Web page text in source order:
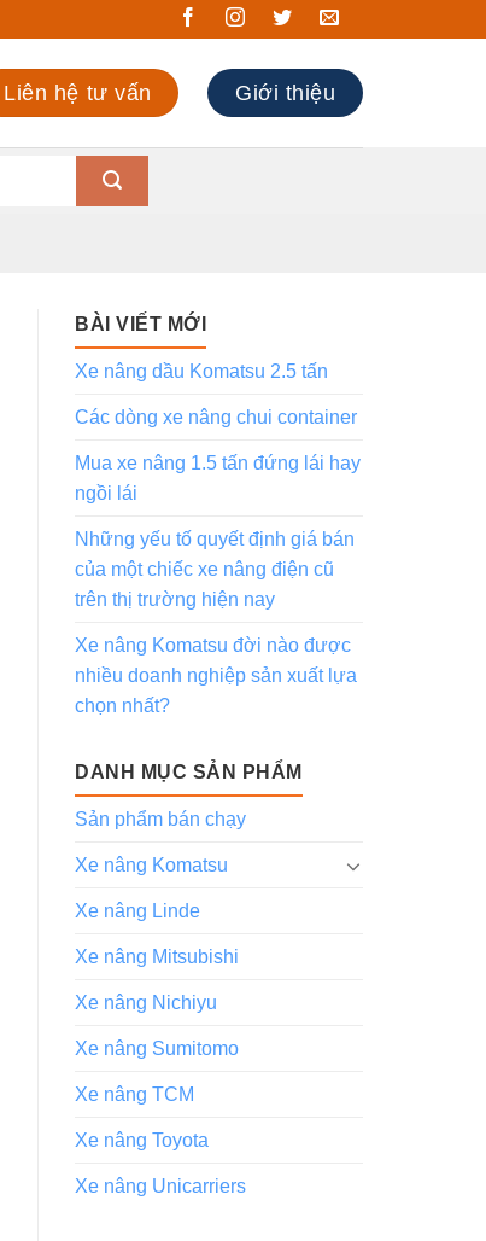
Liên hệ tư vấn Giới thiệu
BÀI VIẾT MỚI
Xe nâng dầu Komatsu 2.5 tấn
Các dòng xe nâng chui container
Mua xe nâng 1.5 tấn đứng lái hay
ngồi lái
Những yếu tố quyết định giá bán
của một chiếc xe nâng điện cũ
trên thị trường hiện nay
Xe nâng Komatsu đời nào được
nhiều doanh nghiệp sản xuất lựa
chọn nhất?
DANH MỤC SẢN PHẨM
Sản phẩm bán chạy
Xe nâng Komatsu
Xe nâng Linde
Xe nâng Mitsubishi
Xe nâng Nichiyu
Xe nâng Sumitomo
Xe nâng TCM
Xe nâng Toyota
Xe nâng Unicarriers